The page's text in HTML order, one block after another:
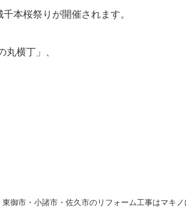
本桜祭りが開催されます。
横丁」、
御市・小諸市・佐久市のリフォーム工事はマキ